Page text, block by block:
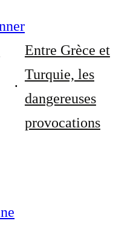
Entre Grèce et
Turquie, les
dangereuses
provocations